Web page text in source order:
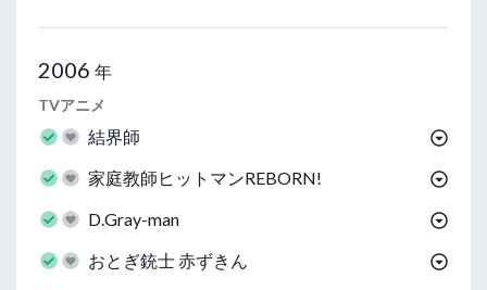
2006 年
TVアニメ
結界師
家庭教師ヒットマンREBORN!
D.Gray-man
おとぎ銃士 赤ずきん